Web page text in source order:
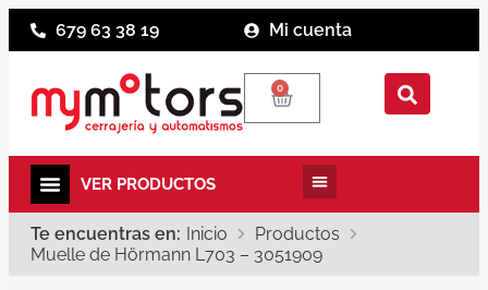
679 63 38 19 Mi cuenta
0
Te encuentras en: Inicio
Productos
Muelle de Hörmann L703 – 3051909